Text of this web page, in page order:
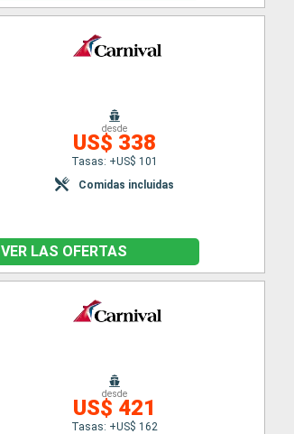
desde
US$ 338
Tasas: +US$ 101
Comidas incluidas
VER LAS OFERTAS
desde
US$ 421
Tasas: +US$ 162